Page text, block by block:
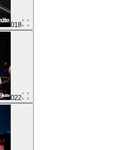
018
022